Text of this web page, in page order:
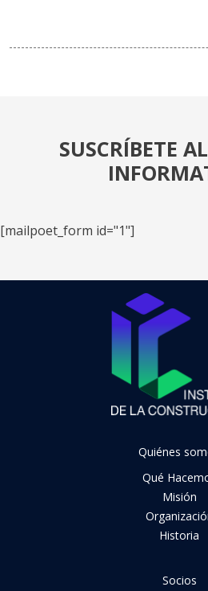
SUSCRÍBETE
[mailpoet_form id="1"]
Quiénes
Qué
Misión
Historia
Socios